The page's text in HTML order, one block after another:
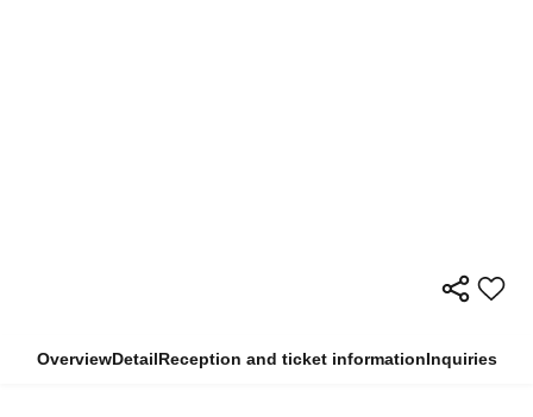
OverviewDetailReception and ticket informationInquiries